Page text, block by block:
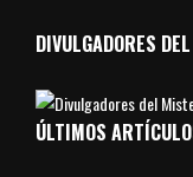
DIVULGADORES
ÚLTIMOS